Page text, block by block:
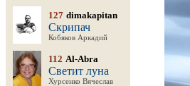
127 dimakapitan
Скрипач
Кобяков Аркадий
112 Al-Abra
Светит луна
Хурсенко Вячеслав